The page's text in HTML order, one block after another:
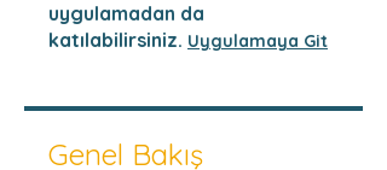
uygulamadan da
katılabilirsiniz. Uygulamaya Git
Genel Bakış